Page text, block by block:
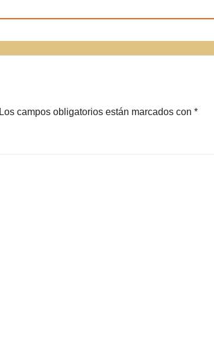
Los campos obligatorios están marcados con *